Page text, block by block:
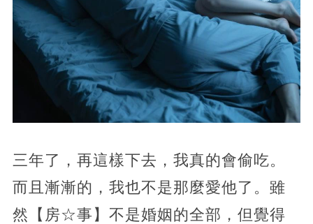
三年了，再這樣下去，我真的會偷吃。
而且漸漸的，我也不是那麼愛他了。雖
然【房☆事】不是婚姻的全部，但覺得